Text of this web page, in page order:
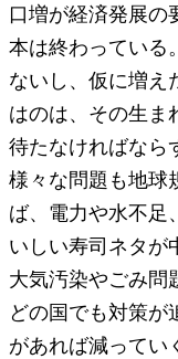
口増が経済発展の
本は終わっている
ないし、仮に増え
はのは、その生ま
待たなければなら
様々な問題も地球
ば、電力や水不足
いしい寿司ネタが
大気汚染やごみ問
どの国でも対策が
があれば減ってい